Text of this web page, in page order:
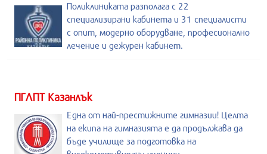
Поликлиниката разполага с 22
специализирани кабинета и 31 специалисти
с опит, модерно оборудване, професионално
лечение и дежурен кабинет.
ПГЛПТ Казанлък
Една от най-престижните гимназии! Целта
на екипа на гимназията е да продължава да
бъде училище за подготовка на